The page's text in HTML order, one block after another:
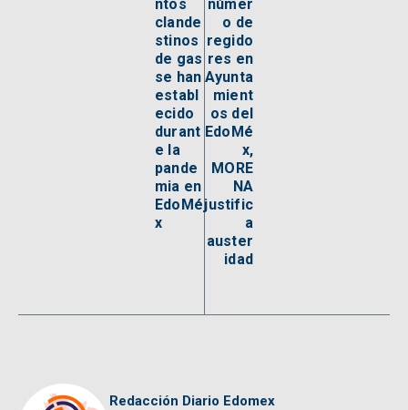
ntos
clande
stinos
de gas
se han
establ
ecido
durant
e la
pande
mia en
EdoMé
x
númer
o de
regido
res en
Ayunta
mient
os del
EdoMé
x,
MORE
NA
justific
a
auster
idad
Redacción Diario Edomex